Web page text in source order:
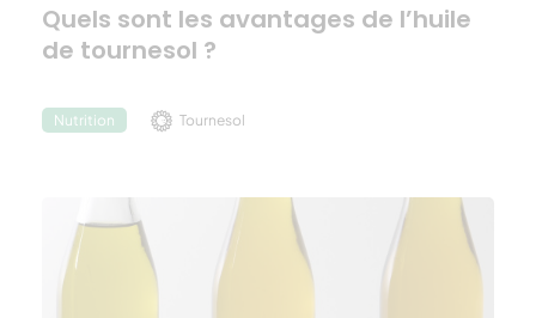
Quels sont les avantages de l’huile
de tournesol ?
Nutrition Tournesol